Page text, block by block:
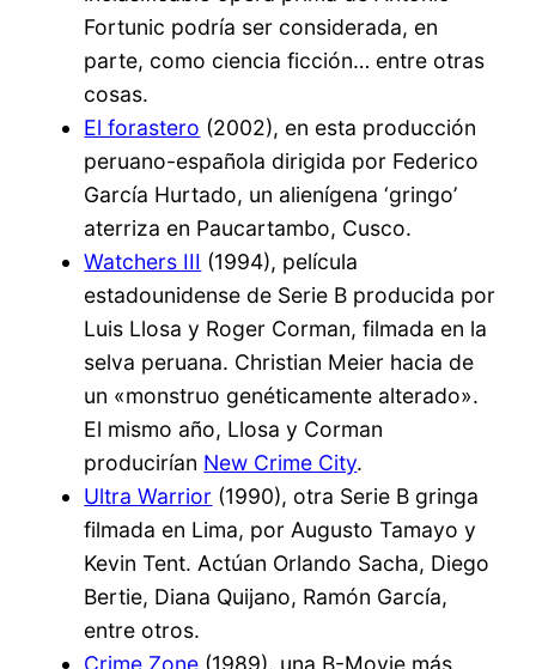
Fortunic podría ser considerada, en
parte, como ciencia ficción… entre otras
cosas.
El forastero (2002), en esta producción
peruano-española dirigida por Federico
García Hurtado, un alienígena ‘gringo’
aterriza en Paucartambo, Cusco.
Watchers III (1994), película
estadounidense de Serie B producida por
Luis Llosa y Roger Corman, filmada en la
selva peruana. Christian Meier hacia de
un «monstruo genéticamente alterado».
El mismo año, Llosa y Corman
producirían New Crime City.
Ultra Warrior (1990), otra Serie B gringa
filmada en Lima, por Augusto Tamayo y
Kevin Tent. Actúan Orlando Sacha, Diego
Bertie, Diana Quijano, Ramón García,
entre otros.
Crime Zone (1989), una B-Movie más